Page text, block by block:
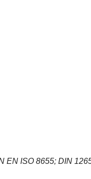
EN ISO 8655; DIN